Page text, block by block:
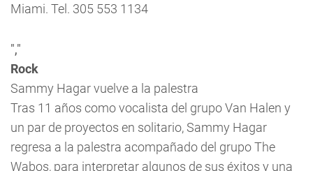
Miami. Tel. 305 553 1134
","
Rock
Sammy Hagar vuelve a la palestra
Tras 11 años como vocalista del grupo Van Halen y
un par de proyectos en solitario, Sammy Hagar
regresa a la palestra acompañado del grupo The
Wabos, para interpretar algunos de sus éxitos y una